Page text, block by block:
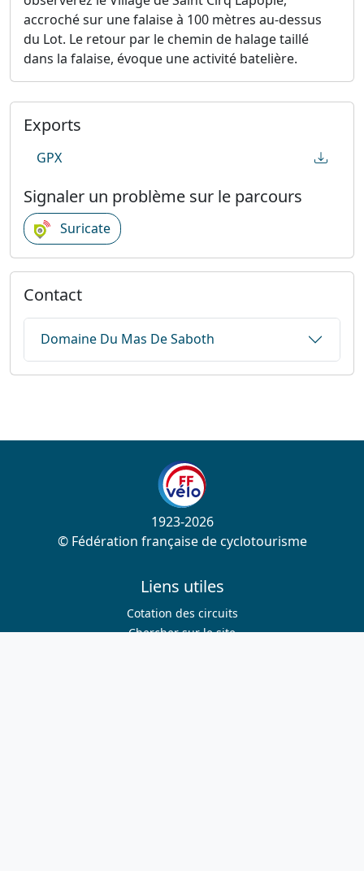
accroché sur une falaise à 100 mètres au-dessus
du Lot. Le retour par le chemin de halage taillé
dans la falaise, évoque une activité batelière.
Exports
GPX
Signaler un problème sur le parcours
Suricate
Contact
Domaine Du Mas De Saboth
1923-2026
© Fédération française de cyclotourisme
Liens utiles
Cotation des circuits
Chercher sur le site